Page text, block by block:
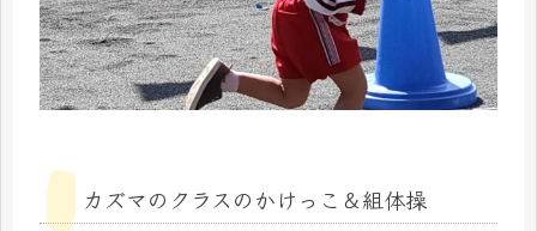
カズマのクラスのかけっこ＆組体操